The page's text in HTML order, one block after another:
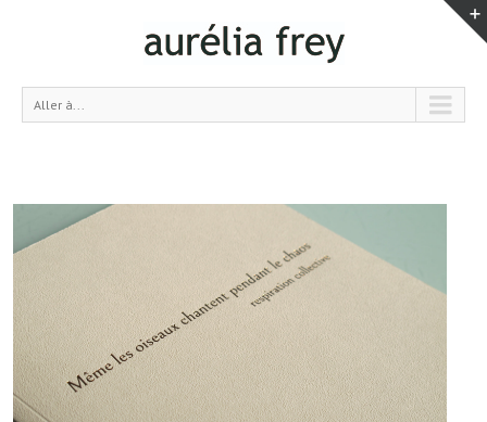
Aller à...